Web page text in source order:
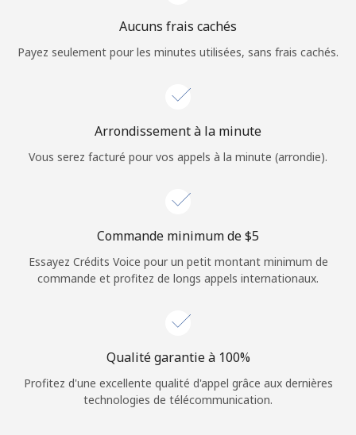
ou
Continue avec
Aucuns frais cachés
Payez seulement pour les minutes utilisées, sans frais cachés.
Arrondissement à la minute
Vous serez facturé pour vos appels à la minute (arrondie).
Commande minimum de ⁦$5⁩
Essayez Crédits Voice pour un petit montant minimum de
commande et profitez de longs appels internationaux.
Qualité garantie à 100%
Profitez d'une excellente qualité d'appel grâce aux dernières
technologies de télécommunication.